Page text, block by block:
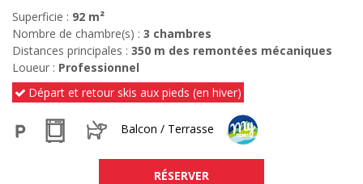
Superficie : 92 m²
Nombre de chambre(s) : 3 chambres
Distances principales : 350 m des remontées mécaniques
Loueur : Professionnel
Départ et retour skis aux pieds (en hiver)
Balcon / Terrasse
RÉSERVER